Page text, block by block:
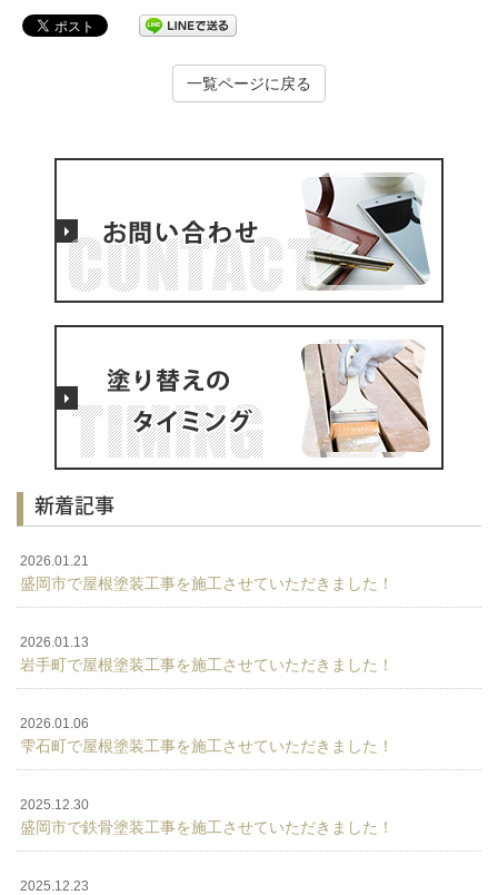
一覧ページに戻る
新着記事
2026.01.21
盛岡市で屋根塗装工事を施工させていただきました！
2026.01.13
岩手町で屋根塗装工事を施工させていただきました！
2026.01.06
雫石町で屋根塗装工事を施工させていただきました！
2025.12.30
盛岡市で鉄骨塗装工事を施工させていただきました！
2025.12.23